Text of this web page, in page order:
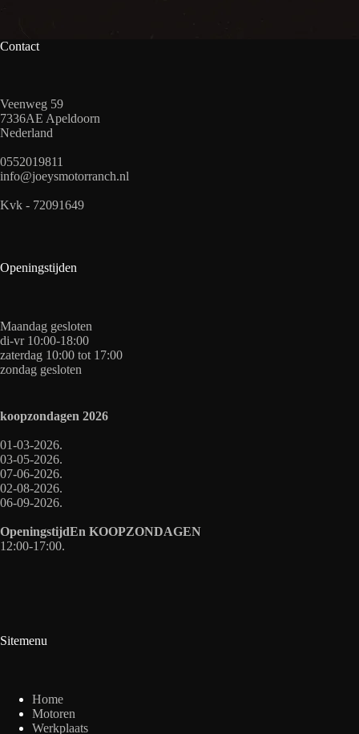
Contact
Veenweg 59
7336AE Apeldoorn
Nederland
0552019811
info@joeysmotorranch.nl
Kvk - 72091649
Openingstijden
Maandag gesloten
di-vr 10:00-18:00
zaterdag 10:00 tot 17:00
zondag gesloten
koopzondagen 2026
01-03-2026.
03-05-2026.
07-06-2026.
02-08-2026.
06-09-2026.
OpeningstijdEn KOOPZONDAGEN
12:00-17:00.
Sitemenu
Home
Motoren
Werkplaats